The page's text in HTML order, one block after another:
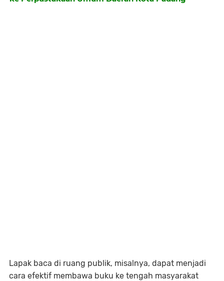
Lapak baca di ruang publik, misalnya, dapat menjadi
cara efektif membawa buku ke tengah masyarakat